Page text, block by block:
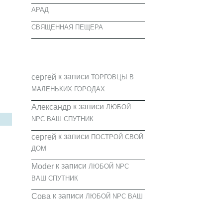
АРАД
СВЯЩЕННАЯ ПЕЩЕРА
cергей к записи ТОРГОВЦЫ В
МАЛЕНЬКИХ ГОРОДАХ
Александрк записи ЛЮБОЙ
NPC ВАШ СПУТНИК
cергей к записи ПОСТРОЙ СВОЙ
ДОМ
Moderк записи ЛЮБОЙ NPC
ВАШ СПУТНИК
Сова к записи ЛЮБОЙ NPC ВАШ